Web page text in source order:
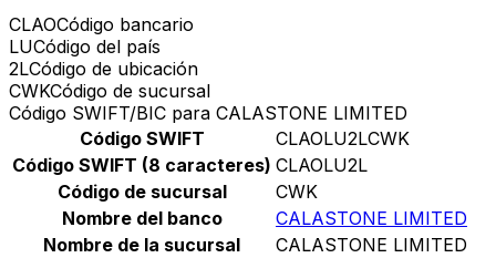
CLAOCódigo bancario
LUCódigo del país
2LCódigo de ubicación
CWKCódigo de sucursal
Código SWIFT/BIC para CALASTONE LIMITED
Código SWIFT
CLAOLU2LCWK
Código SWIFT (8 caracteres) CLAOLU2L
Código de sucursal
CWK
Nombre del banco
CALASTONE LIMITED
Nombre de la sucursal
CALASTONE LIMITED